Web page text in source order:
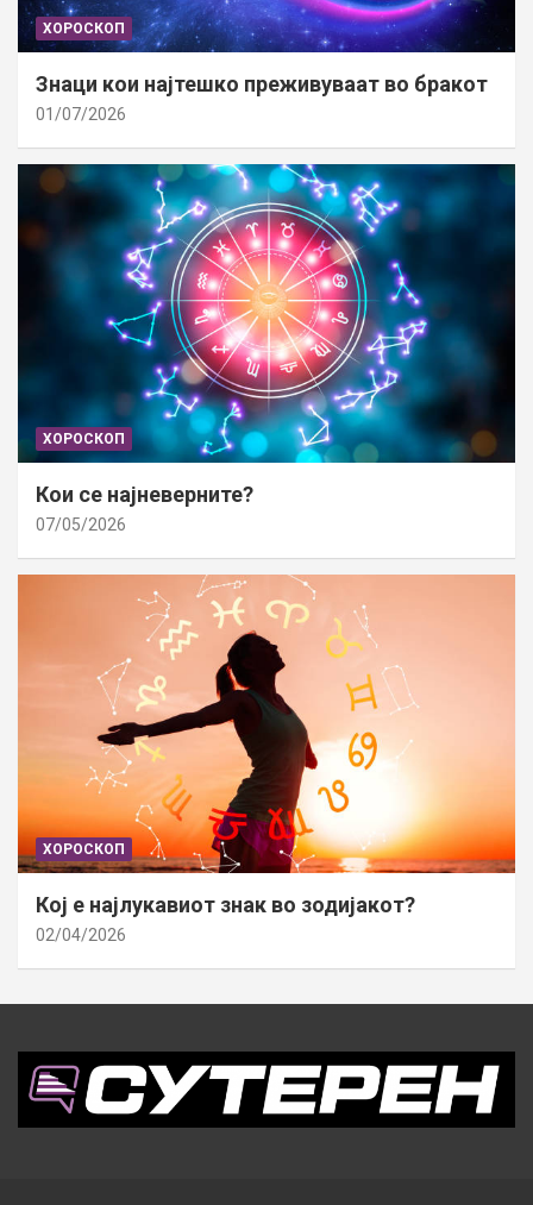
ХОРОСКОП
Знаци кои најтешко преживуваат во бракот
01/07/2026
ХОРОСКОП
Кои се најневерните?
07/05/2026
ХОРОСКОП
Кој е најлукавиот знак во зодијакот?
02/04/2026